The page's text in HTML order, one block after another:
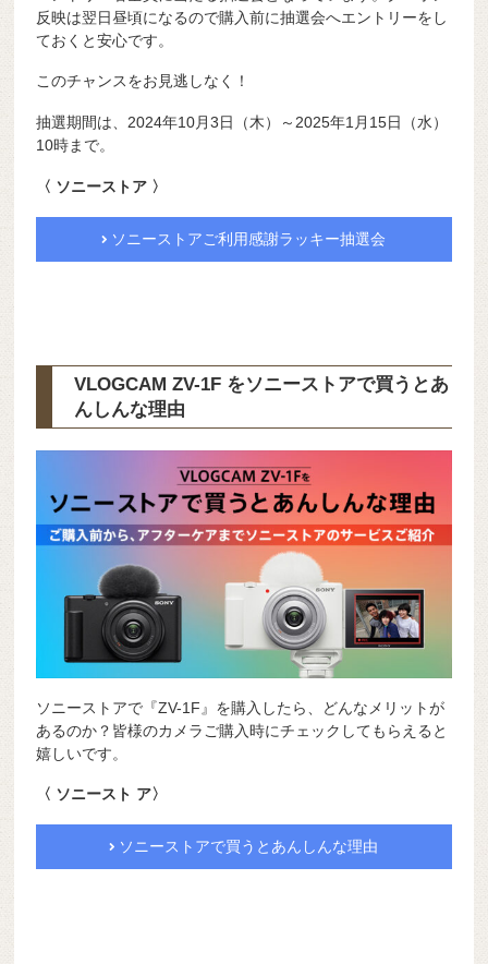
反映は翌日昼頃になるので購入前に抽選会へエントリーをし
ておくと安心です。
このチャンスをお見逃しなく！
抽選期間は、2024年10月3日（木）～2025年1月15日（水）
10時まで。
〈 ソニーストア 〉
ソニーストアご利用感謝ラッキー抽選会
VLOGCAM ZV-1F をソニーストアで買うとあ
んしんな理由
ソニーストアで『ZV-1F』を購入したら、どんなメリットが
あるのか？皆様のカメラご購入時にチェックしてもらえると
嬉しいです。
〈 ソニースト ア〉
ソニーストアで買うとあんしんな理由